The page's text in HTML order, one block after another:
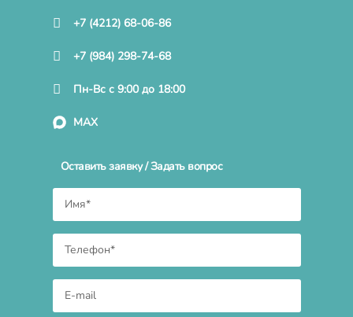
+7 (4212) 68-06-86
+7 (984) 298-74-68
Пн-Вс с 9:00 до 18:00
MAX
Оставить заявку / Задать вопрос